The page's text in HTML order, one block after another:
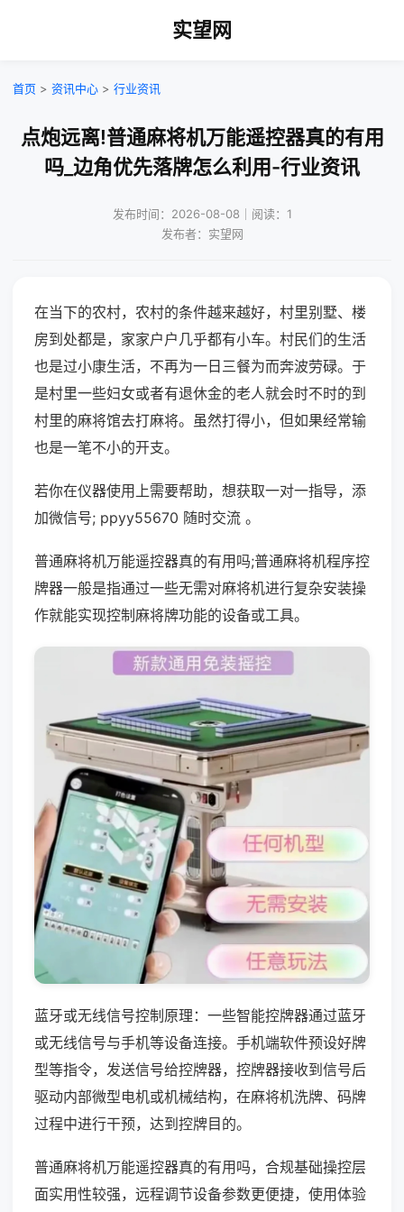
实望网
首页 > 资讯中心 > 行业资讯
点炮远离!普通麻将机万能遥控器真的有用
吗_边角优先落牌怎么利用-行业资讯
发布时间：2026-08-08｜阅读：1
发布者：实望网
在当下的农村，农村的条件越来越好，村里别墅、楼
房到处都是，家家户户几乎都有小车。村民们的生活
也是过小康生活，不再为一日三餐为而奔波劳碌。于
是村里一些妇女或者有退休金的老人就会时不时的到
村里的麻将馆去打麻将。虽然打得小，但如果经常输
也是一笔不小的开支。
若你在仪器使用上需要帮助，想获取一对一指导，添
加微信号; ppyy55670 随时交流 。
普通麻将机万能遥控器真的有用吗;普通麻将机程序控
牌器一般是指通过一些无需对麻将机进行复杂安装操
作就能实现控制麻将牌功能的设备或工具。
蓝牙或无线信号控制原理：一些智能控牌器通过蓝牙
或无线信号与手机等设备连接。手机端软件预设好牌
型等指令，发送信号给控牌器，控牌器接收到信号后
驱动内部微型电机或机械结构，在麻将机洗牌、码牌
过程中进行干预，达到控牌目的。
普通麻将机万能遥控器真的有用吗，合规基础操控层
面实用性较强，远程调节设备参数更便捷，使用体验